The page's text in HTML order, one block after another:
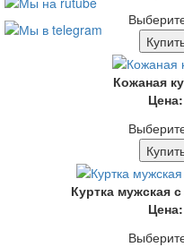
Кожаная
Цена:
Куртка мужская
Цена: